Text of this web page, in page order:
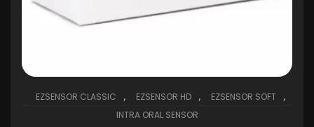
EZSENSOR CLASSIC , EZSENSOR HD , EZSENSOR SOFT ,
INTRA ORAL SENSOR